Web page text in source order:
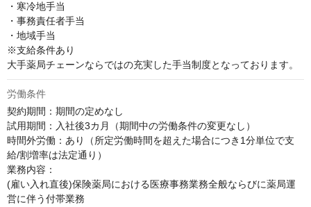
・寒冷地手当
・事務責任者手当
・地域手当
※支給条件あり
大手薬局チェーンならではの充実した手当制度となっております。
労働条件
契約期間：期間の定めなし
試用期間：入社後3カ月（期間中の労働条件の変更なし）
時間外労働：あり（所定労働時間を超えた場合につき1分単位で支
給/割増率は法定通り）
業務内容：
(雇い入れ直後)保険薬局における医療事務業務全般ならびに薬局運
営に伴う付帯業務